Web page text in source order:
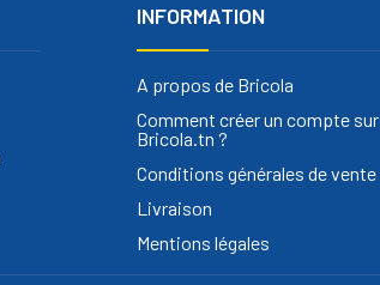
INFORMATION
A propos de Bricola
Comment créer un compte sur
Bricola.tn ?
Conditions générales de vente
Livraison
Mentions légales